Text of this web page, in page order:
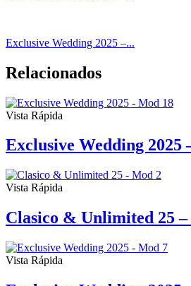
Exclusive Wedding 2025 –...
Relacionados
Vista Rápida
Exclusive Wedding 2025
Vista Rápida
Clasico & Unlimited 25
Vista Rápida